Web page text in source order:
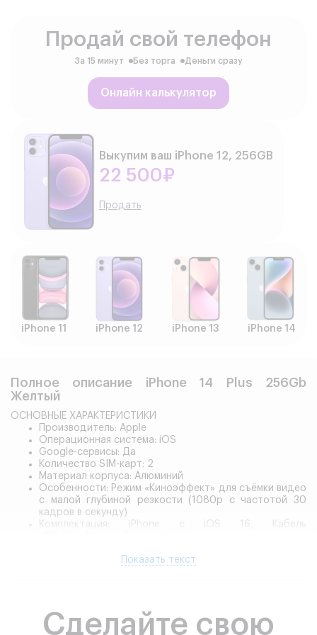
Продай свой телефон
За 15 минут Без торга Деньги сразу
Онлайн калькулятор
Выкупим ваш iPhone 12, 256GB
22 500₽
Продать
iPhone 11 iPhone 12 iPhone 13 iPhone 14
Полное описание iPhone 14 Plus 256Gb
Желтый
ОСНОВНЫЕ ХАРАКТЕРИСТИКИ
Производитель: Apple
Операционная система: iOS
Google-сервисы: Да
Количество SIM-карт: 2
Материал корпуса: Алюминий
Особенности: Режим «Киноэффект» для съёмки видео
с малой глубиной резкости (1080p с частотой 30
кадров в секунду)
Комплектация: iPhone с iOS 16, Кабель
лучшей детализации съемки при недостаточном
обнаружения автомобильных аварий
Показать текст
Сделайте свою